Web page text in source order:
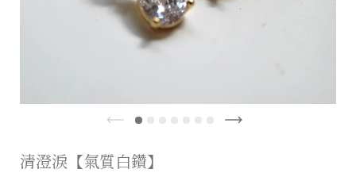
清澄淚【氣質白鑽】